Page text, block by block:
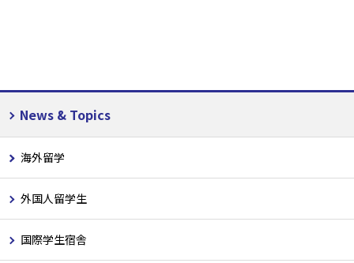
News & Topics
海外留学
外国人留学生
国際学生宿舎